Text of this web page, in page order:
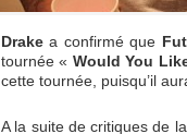
Drake a confirmé que
tournée « Would You
cette tournée, puisqu’il
A la suite de critiques de